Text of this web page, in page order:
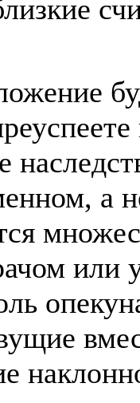
а
или